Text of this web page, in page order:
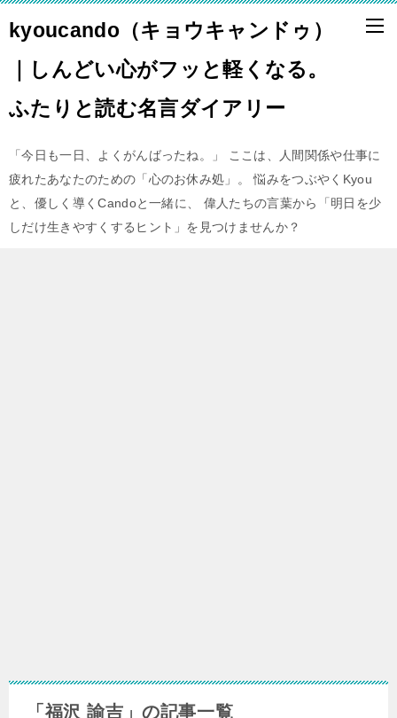
kyoucando（キョウキャンドゥ）
｜しんどい心がフッと軽くなる。
ふたりと読む名言ダイアリー
「今日も一日、よくがんばったね。」 ここは、人間関係や仕事に
疲れたあなたのための「心のお休み処」。 悩みをつぶやくKyou
と、優しく導くCandoと一緒に、 偉人たちの言葉から「明日を少
しだけ生きやすくするヒント」を見つけませんか？
「福沢 諭吉」の記事一覧